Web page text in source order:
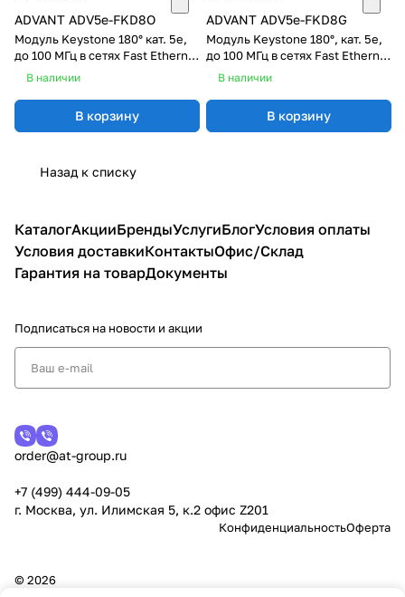
ADVANT ADV5e-FKD8O
Модуль Keystone 180° кат. 5e,
до 100 МГц в сетях Fast Ethernet
и Gigabit Ethernet, FTP,
В наличии
В корзину
ADVANT ADV5e-FKD8G
Модуль Keystone 180°, кат. 5e,
до 100 МГц в сетях Fast Ethernet
и Gigabit Ethernet, FTP, серый
В наличии
В корзину
Назад к списку
КаталогАкцииБрендыУслугиБлогУсловия оплаты
Условия доставкиКонтактыОфис/Склад
Гарантия на товарДокументы
Подписаться на новости и акции
order@at-group.ru
+7 (499) 444-09-05
г. Москва, ул. Илимская 5, к.2 офис Z201
КонфиденциальностьОферта
© 2026